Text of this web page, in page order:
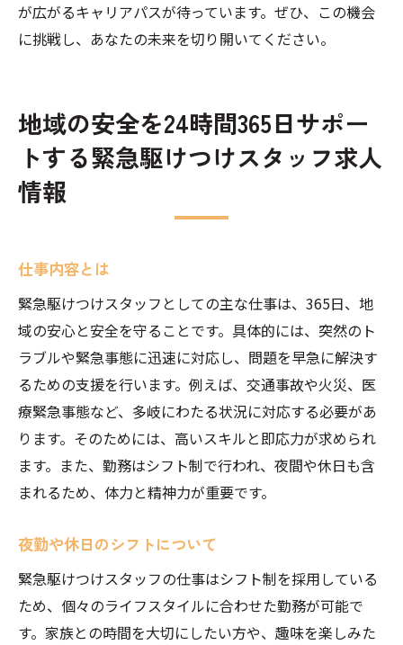
が広がるキャリアパスが待っています。ぜひ、この機会
に挑戦し、あなたの未来を切り開いてください。
地域の安全を24時間365日サポー
トする緊急駆けつけスタッフ求人
情報
仕事内容とは
緊急駆けつけスタッフとしての主な仕事は、365日、地
域の安心と安全を守ることです。具体的には、突然のト
ラブルや緊急事態に迅速に対応し、問題を早急に解決す
るための支援を行います。例えば、交通事故や火災、医
療緊急事態など、多岐にわたる状況に対応する必要があ
ります。そのためには、高いスキルと即応力が求められ
ます。また、勤務はシフト制で行われ、夜間や休日も含
まれるため、体力と精神力が重要です。
夜勤や休日のシフトについて
緊急駆けつけスタッフの仕事はシフト制を採用している
ため、個々のライフスタイルに合わせた勤務が可能で
す。家族との時間を大切にしたい方や、趣味を楽しみた